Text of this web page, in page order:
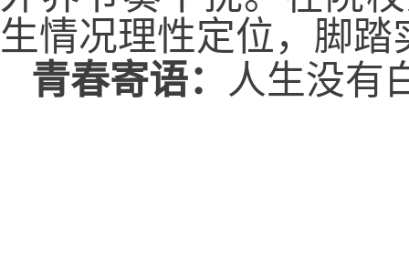
生情况理性定位，脚
青春寄语：
人生没有